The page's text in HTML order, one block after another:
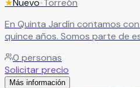
★Nuevo•Torreón
En Quinta Jardín contamos
quince años. Somos parte de esas historias inolvidables, y día a día buscamos innovar en nuestros servicios para ofrecer experiencias únicas. Eso es lo que nos apasiona: hacer de
0 personas
Solicitar precio
Más información